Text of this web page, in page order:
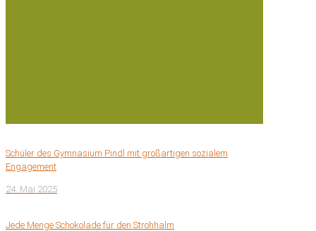
Schüler des Gymnasium Pindl mit großartigen sozialem
Engagement
24. Mai 2025
Jede Menge Schokolade für den Strohhalm